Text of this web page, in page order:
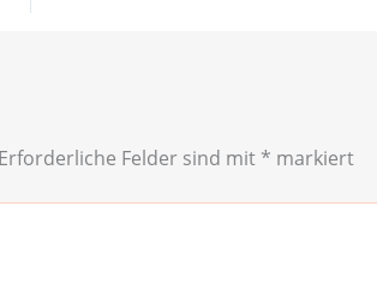
Erforderliche Felder sind mit * markiert